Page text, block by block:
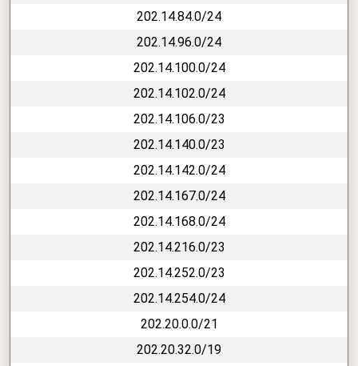
202.14.84.0/24
202.14.96.0/24
202.14.100.0/24
202.14.102.0/24
202.14.106.0/23
202.14.140.0/23
202.14.142.0/24
202.14.167.0/24
202.14.168.0/24
202.14.216.0/23
202.14.252.0/23
202.14.254.0/24
202.20.0.0/21
202.20.32.0/19